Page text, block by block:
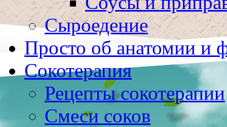
Сыроедение
Просто об анатомии и
Сокотерапия
Рецепты сокотерапии
Смеси соков